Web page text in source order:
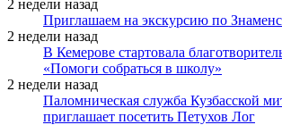
2 недели назад
Приглашаем на экскурсию по
2 недели назад
В Кемерове стартовала
«Помоги собраться в школу»
2 недели назад
Паломническая служба Кузбасской
приглашает посетить Петухов Лог